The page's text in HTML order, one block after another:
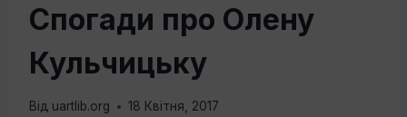
Спогади про Олену
Кульчицьку
Від uartlib.org 18 Квітня, 2017